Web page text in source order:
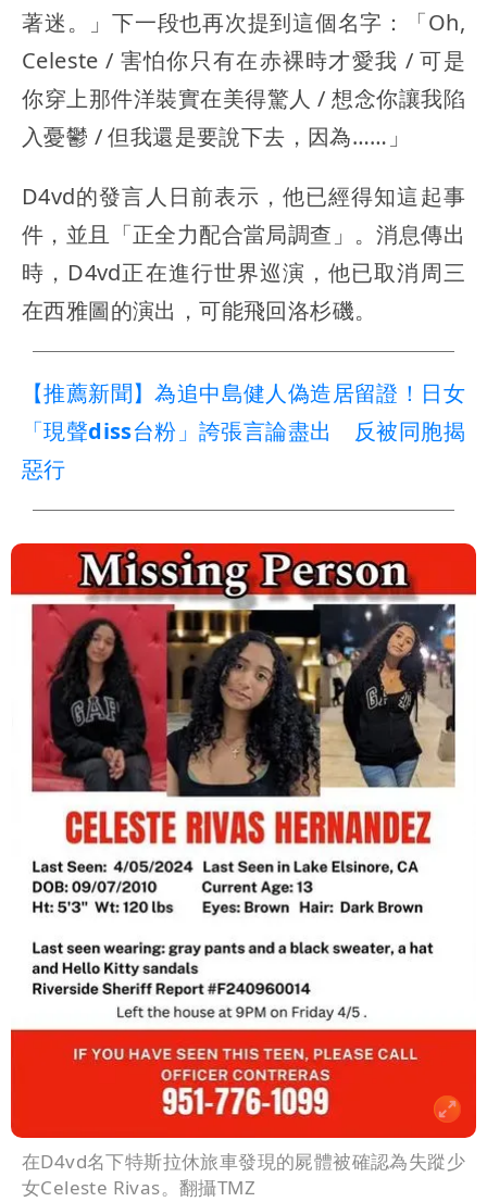
著迷。」下一段也再次提到這個名字：「Oh,
Celeste / 害怕你只有在赤裸時才愛我 / 可是
你穿上那件洋裝實在美得驚人 / 想念你讓我陷
入憂鬱 / 但我還是要說下去，因為……」
D4vd的發言人日前表示，他已經得知這起事
件，並且「正全力配合當局調查」。消息傳出
時，D4vd正在進行世界巡演，他已取消周三
在西雅圖的演出，可能飛回洛杉磯。
【推薦新聞】為追中島健人偽造居留證！日女
「現聲diss台粉」誇張言論盡出 反被同胞揭
惡行
在D4vd名下特斯拉休旅車發現的屍體被確認為失蹤少
女Celeste Rivas。翻攝TMZ